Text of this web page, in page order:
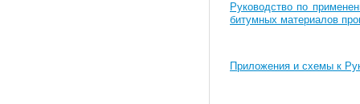
Руководство по
битумных материалов
Приложения и схемы к